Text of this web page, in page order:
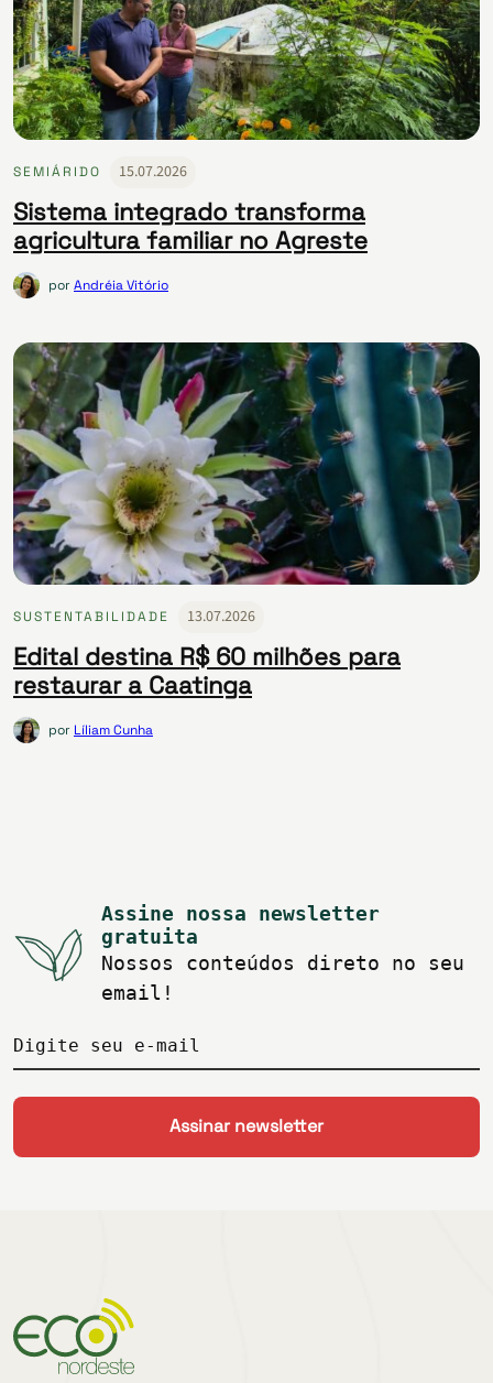
SEMIÁRIDO 15.07.2026
Sistema integrado transforma
agricultura familiar no Agreste
porAndréia Vitório
SUSTENTABILIDADE 13.07.2026
Edital destina R$ 60 milhões para
restaurar a Caatinga
por Líliam Cunha
Assine nossa newsletter
gratuita
Nossos conteúdos direto no seu
email!
Digite seu e-mail